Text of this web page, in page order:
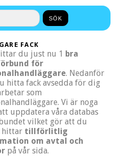
FACK
du just nu 1 bra
för
. Nedanför
hitta fack avsedda för dig
som
Vi är noga
uppdatera våra databas
vilket gör att du
tillförlitlig
om avtal och
på vår sida.